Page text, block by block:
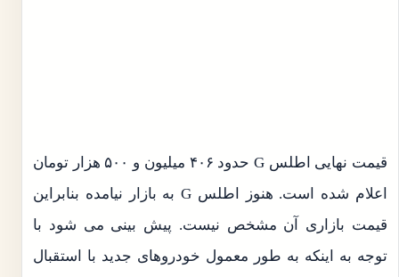
قیمت نهایی اطلس G حدود ۴۰۶ میلیون و ۵۰۰ هزار تومان
اعلام شده است. هنوز اطلس G به بازار نیامده بنابراین
قیمت بازاری آن مشخص نیست. پیش بینی می شود با
توجه به اینکه به طور معمول خودروهای جدید با استقبال